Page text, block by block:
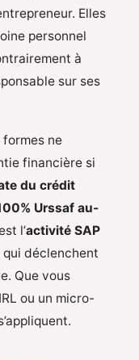
Elles
personnel
à
sur ses
ne
financière si
du crédit
Urssaf au-
l’activité SAP
qui déclenchent
Que vous
ou un micro-